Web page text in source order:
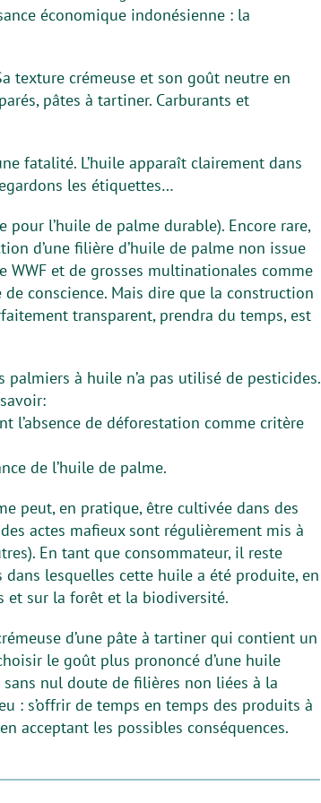
économique indonésienne : la
texture crémeuse et son goût neutre en
pâtes à tartiner. Carburants et
fatalité. L’huile apparaît clairement dans
les étiquettes…
pour l’huile de palme durable). Encore rare,
d’une filière d’huile de palme non issue
WWF et de grosses multinationales comme
conscience. Mais dire que la construction
transparent, prendra du temps, est
à huile n’a pas utilisé de pesticides.
l’absence de déforestation comme critère
de l’huile de palme.
peut, en pratique, être cultivée dans des
actes mafieux sont régulièrement mis à
En tant que consommateur, il reste
lesquelles cette huile a été produite, en
et sur la forêt et la biodiversité.
d’une pâte à tartiner qui contient un
le goût plus prononcé d’une huile
nul doute de filières non liées à la
: s’offrir de temps en temps des produits à
acceptant les possibles conséquences.